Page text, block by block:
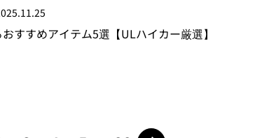
すすめアイテム5選【ULハイカー厳選】